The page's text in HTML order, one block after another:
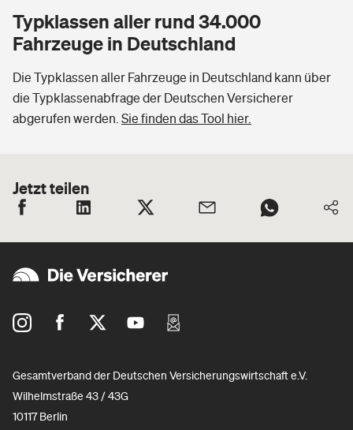
Typklassen aller rund 34.000
Fahrzeuge in Deutschland
Die Typklassen aller Fahrzeuge in Deutschland kann über
die Typklassenabfrage der Deutschen Versicherer
abgerufen werden. Sie finden das Tool hier.
Jetzt teilen
Gesamtverband der Deutschen Versicherungswirtschaft e.V.
Wilhelmstraße 43 / 43G
10117 Berlin